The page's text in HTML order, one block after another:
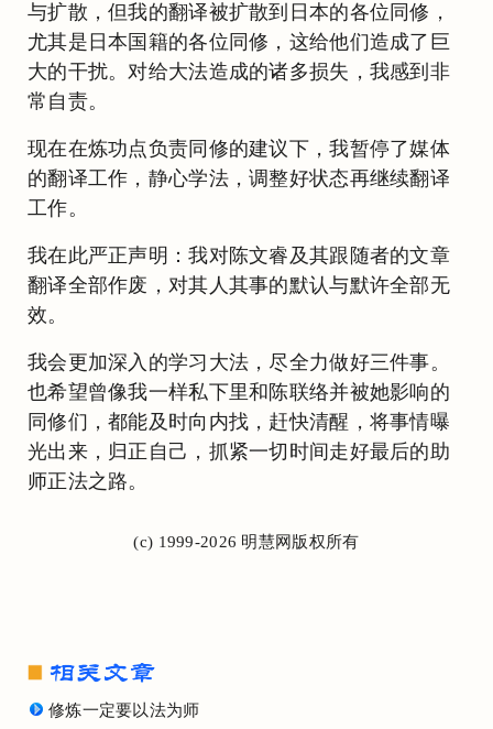
与扩散，但我的翻译被扩散到日本的各位同修，
尤其是日本国籍的各位同修，这给他们造成了巨
大的干扰。对给大法造成的诸多损失，我感到非
常自责。
现在在炼功点负责同修的建议下，我暂停了媒体
的翻译工作，静心学法，调整好状态再继续翻译
工作。
我在此严正声明：我对陈文睿及其跟随者的文章
翻译全部作废，对其人其事的默认与默许全部无
效。
我会更加深入的学习大法，尽全力做好三件事。
也希望曾像我一样私下里和陈联络并被她影响的
同修们，都能及时向内找，赶快清醒，将事情曝
光出来，归正自己，抓紧一切时间走好最后的助
师正法之路。
(c) 1999-2026 明慧网版权所有
修炼一定要以法为师